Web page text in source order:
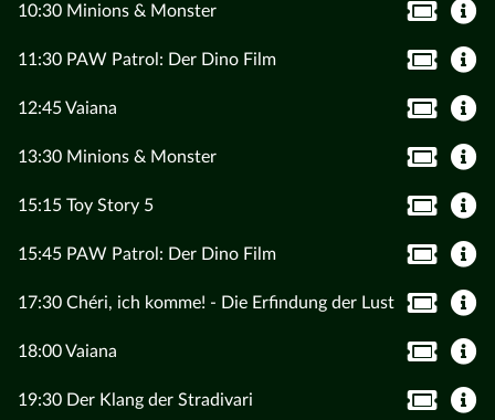
10:30 Minions & Monster
11:30 PAW Patrol: Der Dino Film
12:45 Vaiana
13:30 Minions & Monster
15:15 Toy Story 5
15:45 PAW Patrol: Der Dino Film
17:30 Chéri, ich komme! - Die Erfindung der Lust
18:00 Vaiana
19:30 Der Klang der Stradivari